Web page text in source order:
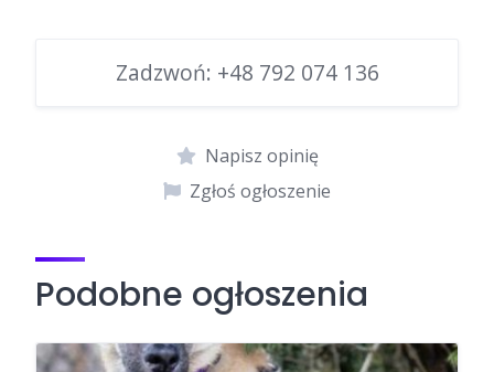
Zadzwoń: +48 792 074 136
Napisz opinię
Zgłoś ogłoszenie
Podobne ogłoszenia